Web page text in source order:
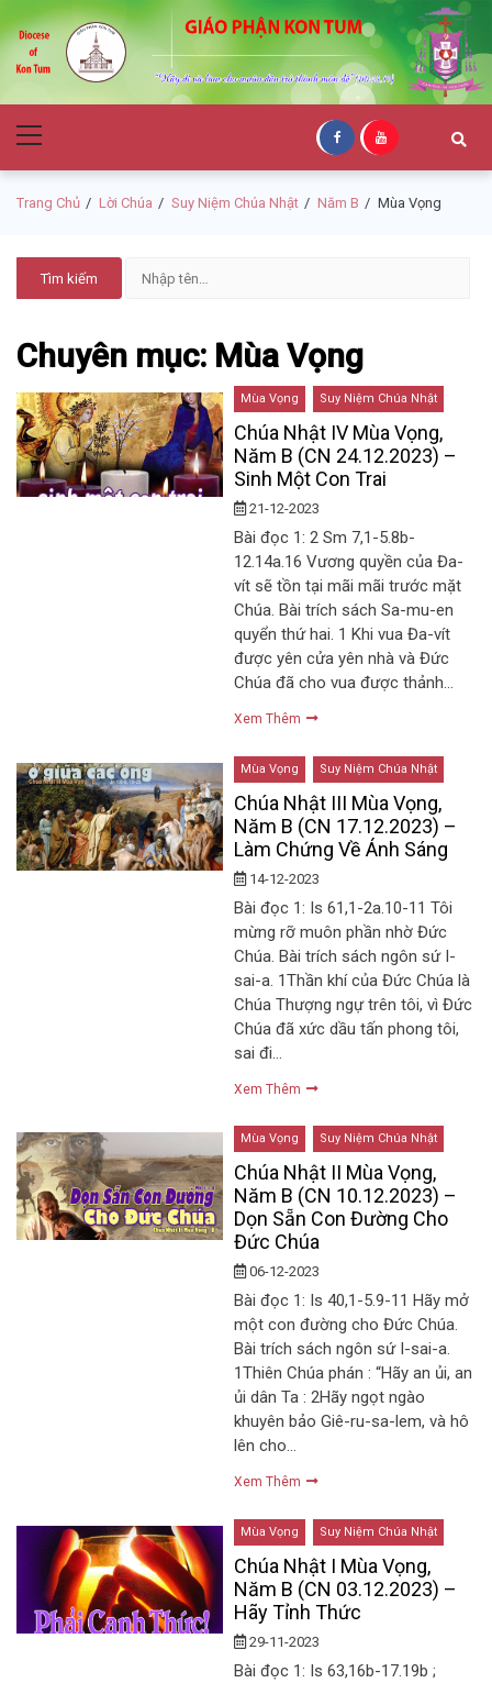
to
navigation
to
content
Giáo Phận Kon
Tum
Menu
Trang Chủ Lời Chúa Suy Niệm Chúa Nhật Năm B Mùa Vọng
Chuyên mục: Mùa Vọng
Mùa Vọng Suy Niệm Chúa Nhật
Chúa Nhật IV Mùa Vọng,
Năm B (CN 24.12.2023) –
Sinh Một Con Trai
21-12-2023
Bài đọc 1: 2 Sm 7,1-5.8b-
12.14a.16 Vương quyền của Đa-
vít sẽ tồn tại mãi mãi trước mặt
Chúa. Bài trích sách Sa-mu-en
quyển thứ hai. 1 Khi vua Đa-vít
được yên cửa yên nhà và Đức
Chúa đã cho vua được thảnh…
Xem Thêm
Mùa Vọng Suy Niệm Chúa Nhật
Chúa Nhật III Mùa Vọng,
Năm B (CN 17.12.2023) –
Làm Chứng Về Ánh Sáng
14-12-2023
Bài đọc 1: Is 61,1-2a.10-11 Tôi
mừng rỡ muôn phần nhờ Đức
Chúa. Bài trích sách ngôn sứ I-
sai-a. 1Thần khí của Đức Chúa là
Chúa Thượng ngự trên tôi, vì Đức
Chúa đã xức dầu tấn phong tôi,
sai đi…
Xem Thêm
Mùa Vọng Suy Niệm Chúa Nhật
Chúa Nhật II Mùa Vọng,
Năm B (CN 10.12.2023) –
Dọn Sẵn Con Đường Cho
Đức Chúa
06-12-2023
Bài đọc 1: Is 40,1-5.9-11 Hãy mở
một con đường cho Đức Chúa.
Bài trích sách ngôn sứ I-sai-a.
1Thiên Chúa phán : “Hãy an ủi, an
ủi dân Ta : 2Hãy ngọt ngào
khuyên bảo Giê-ru-sa-lem, và hô
lên cho…
Xem Thêm
Mùa Vọng Suy Niệm Chúa Nhật
Chúa Nhật I Mùa Vọng,
Năm B (CN 03.12.2023) –
Hãy Tỉnh Thức
29-11-2023
Bài đọc 1: Is 63,16b-17.19b ;